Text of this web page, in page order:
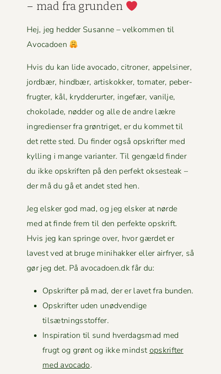
– mad fra grun­den
Hej, jeg hed­der Susanne – velkom­men til
Avocadoen
Hvis du kan lide avo­ca­do, cit­roner, appelsin­er,
jord­bær, hind­bær, artiskokker, tomater, peber­
frugter, kål, kry­d­derurter, inge­fær, vanil­je,
choko­lade, nød­der og alle de andre lækre
ingre­di­enser fra grøn­triget, er du kom­met til
det rette sted. Du find­er også opskrifter med
kylling i mange vari­anter. Til gengæld find­er
du ikke opskriften på den per­fekt okses­teak –
der må du gå et andet sted hen.
Jeg elsker god mad, og jeg elsker at nørde
med at finde frem til den per­fek­te opskrift.
Hvis jeg kan springe over, hvor gærdet er
lavest ved at bruge mini­hakker eller air­fry­er, så
gør jeg det. På avocadoen.dk får du:
Opskrifter på mad, der er lavet fra bunden.
Opskrifter uden unød­vendi­ge
tilsætningsstoffer.
Inspi­ra­tion til sund hverdags­mad med
frugt og grønt og ikke mindstopskrifter
med avo­ca­do.